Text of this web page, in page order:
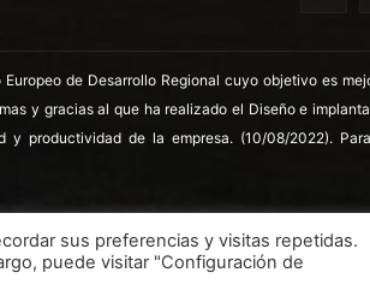
Europeo de Desarrollo Regional cuyo objetivo es
y gracias al que ha realizado el Diseño e
productividad de la empresa. (10/08/2022).
LSSICE Términos y condiciones Política de
sus preferencias y visitas repetidas.
puede visitar "Configuración de